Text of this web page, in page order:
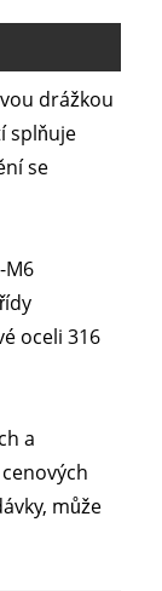
drážkou
splňuje
se
M6
oceli 316
a
může